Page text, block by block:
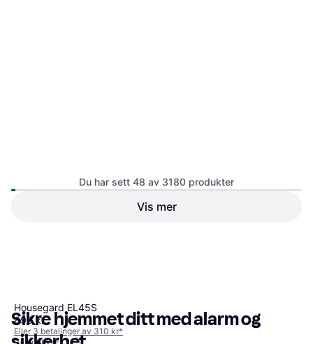
Housegard EL45S
899 kr
Eller 3 betalinger av 310 kr*
158/50
Du har sett 48 av 3180 produkter
Vis mer
Sikre hjemmet ditt med alarm og